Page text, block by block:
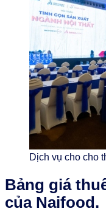
Dịch vụ cho cho
Bảng giá
của Naifood.